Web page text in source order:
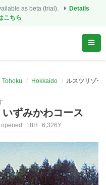
as beta (trial).
Details
こちら
Tohoku Hokkaido ルスツリゾー
ずみかわコース
18H 6,326Y